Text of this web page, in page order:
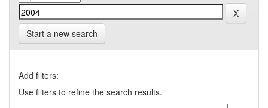
Start a new search
Add filters:
Use filters to refine the search results.